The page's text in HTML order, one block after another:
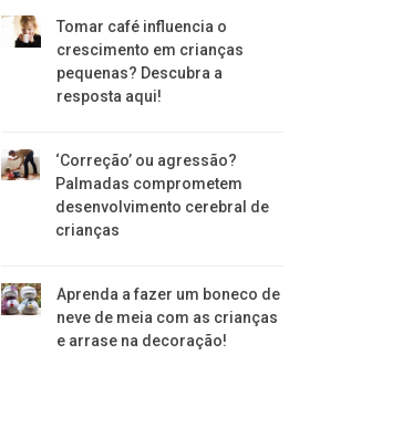
Tomar café influencia o
crescimento em crianças
pequenas? Descubra a
resposta aqui!
‘Correção’ ou agressão?
Palmadas comprometem
desenvolvimento cerebral de
crianças
Aprenda a fazer um boneco de
neve de meia com as crianças
e arrase na decoração!